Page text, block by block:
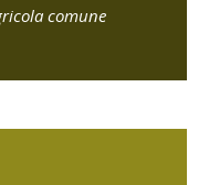
comune